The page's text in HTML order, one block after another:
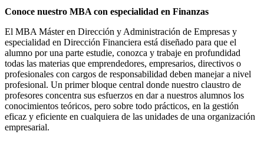
Conoce nuestro MBA con especialidad en Finanzas
El MBA Máster en Dirección y Administración de Empresas y
especialidad en Dirección Financiera está diseñado para que el
alumno por una parte estudie, conozca y trabaje en profundidad
todas las materias que emprendedores, empresarios, directivos o
profesionales con cargos de responsabilidad deben manejar a nivel
profesional. Un primer bloque central donde nuestro claustro de
profesores concentra sus esfuerzos en dar a nuestros alumnos los
conocimientos teóricos, pero sobre todo prácticos, en la gestión
eficaz y eficiente en cualquiera de las unidades de una organización
empresarial.